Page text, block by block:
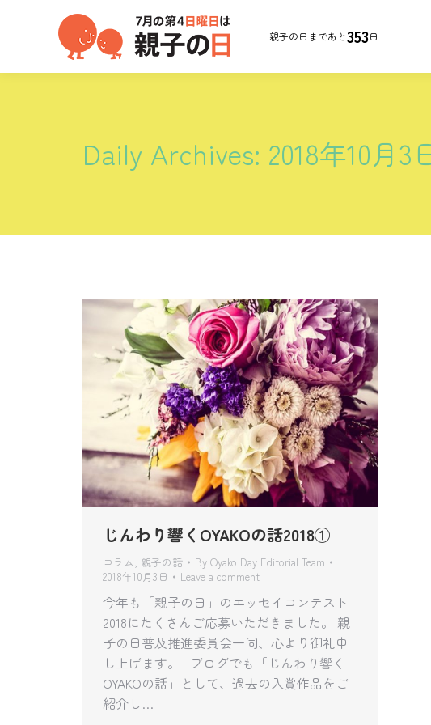
親子の日まであと353日
Daily Archives: 2018年10月3
じんわり響くOYAKOの話2018①
コラム, 親子の話 By Oyako Day Editorial Team
2018年10月3日
Leave a comment
今年も「親子の日」のエッセイコンテスト
2018にたくさんご応募いただきました。 親
子の日普及推進委員会一同、心より御礼申
し上げます。 ブログでも「じんわり響く
OYAKOの話」として、過去の入賞作品をご
紹介し…